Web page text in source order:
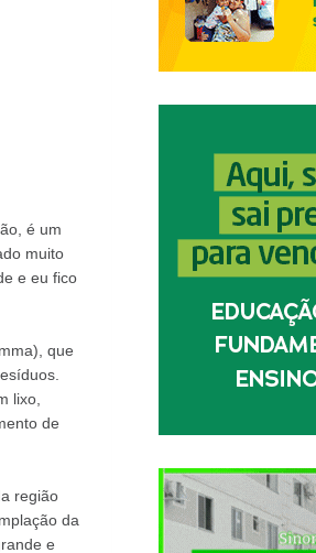
é um
muito
e eu fico
que
lixo,
de
região
da
e